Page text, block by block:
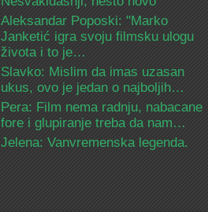
Aleksandar Poposki: "Marko
Janketić igra svoju filmsku ulogu
života i to je…
Slavko: Mislim da imas uzasan
ukus, ovo je jedan o najboljih…
Pera: Film nema radnju, nabacane
fore i glupiranje treba da nam…
Jelena: Vanvremenska legenda.